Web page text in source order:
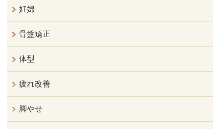
妊婦
骨盤矯正
体型
疲れ改善
脚やせ